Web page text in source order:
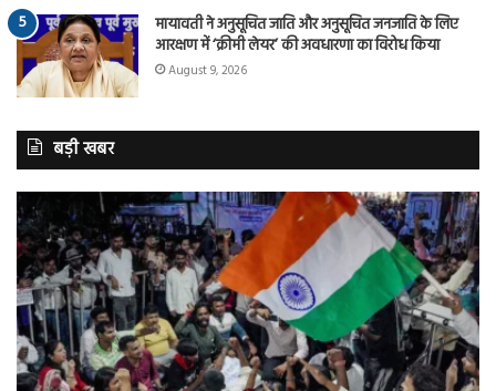
मायावती ने अनुसूचित जाति और अनुसूचित जनजाति के लिए
आरक्षण में ‘क्रीमी लेयर’ की अवधारणा का विरोध किया
August 9, 2026
बड़ी खबर